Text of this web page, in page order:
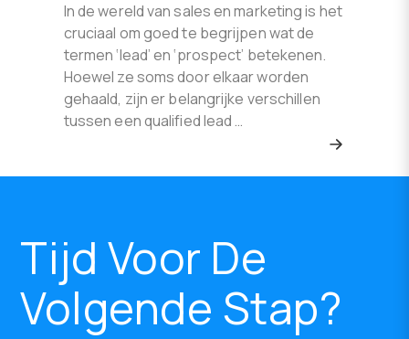
In de wereld van sales en marketing is het
cruciaal om goed te begrijpen wat de
termen ‘lead’ en ‘prospect’ betekenen.
Hoewel ze soms door elkaar worden
gehaald, zijn er belangrijke verschillen
tussen een qualified lead …
Tijd Voor De
Volgende Stap?